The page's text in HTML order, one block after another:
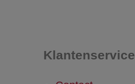
Klantenservice